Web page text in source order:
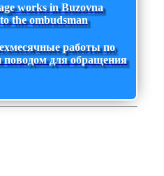
works in Buzovna
the ombudsman
работы по
поводом для обращения